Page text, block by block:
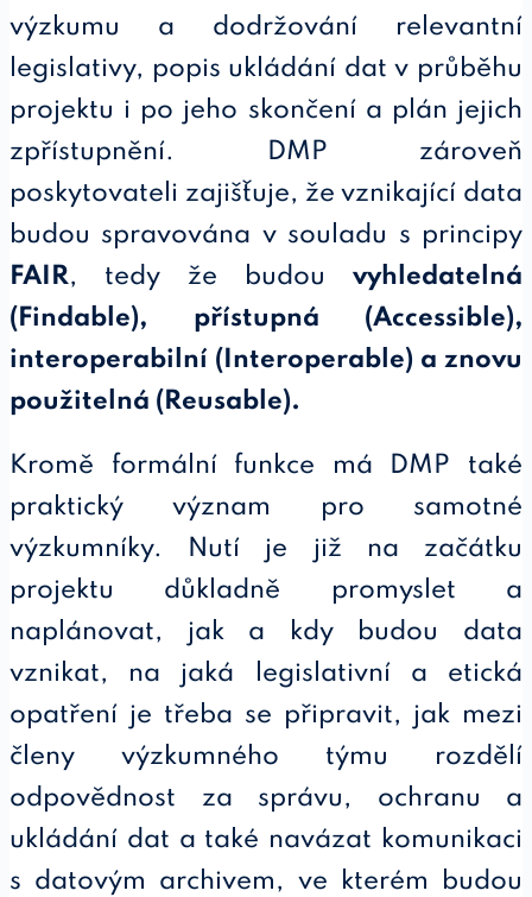
výzkumu a dodržování relevantní
legislativy, popis ukládání dat v průběhu
projektu i po jeho skončení a plán jejich
zpřístupnění. DMP zároveň
poskytovateli zajišťuje, že vznikající data
budou spravována v souladu s principy
FAIR, tedy že budou vyhledatelná
(Findable), přístupná (Accessible),
interoperabilní (Interoperable) a znovu
použitelná (Reusable).
Kromě formální funkce má DMP také
praktický význam pro samotné
výzkumníky. Nutí je již na začátku
projektu důkladně promyslet a
naplánovat, jak a kdy budou data
vznikat, na jaká legislativní a etická
opatření je třeba se připravit, jak mezi
členy výzkumného týmu rozdělí
odpovědnost za správu, ochranu a
ukládání dat a také navázat komunikaci
s datovým archivem, ve kterém budou